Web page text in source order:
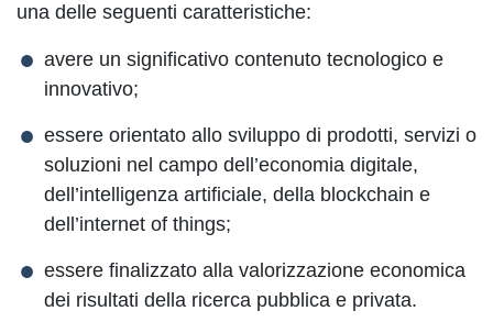
una delle seguenti caratteristiche:
avere un significativo contenuto tecnologico e
innovativo;
essere orientato allo sviluppo di prodotti, servizi o
soluzioni nel campo dell’economia digitale,
dell’intelligenza artificiale, della blockchain e
dell’internet of things;
essere finalizzato alla valorizzazione economica
dei risultati della ricerca pubblica e privata.